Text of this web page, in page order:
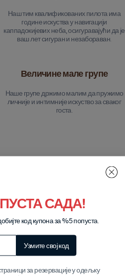
Наш тим квалификованих пилота има
године искуства у навигацији
каппадокијевих неба, осигуравајући да је
ваш лет сигуран и незабораван.
Величине мале групе
Наше групе држимо малим да пружимо
личније и интимније искуство за сваког
госта.
САДА!
код купона за %5 попуста.
Узмите свој код
за резервације у одељку